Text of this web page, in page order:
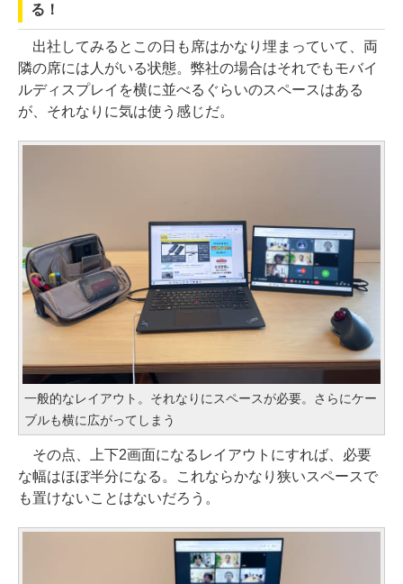
る！
出社してみるとこの日も席はかなり埋まっていて、両
隣の席には人がいる状態。弊社の場合はそれでもモバイ
ルディスプレイを横に並べるぐらいのスペースはある
が、それなりに気は使う感じだ。
一般的なレイアウト。それなりにスペースが必要。さらにケー
ブルも横に広がってしまう
その点、上下2画面になるレイアウトにすれば、必要
な幅はほぼ半分になる。これならかなり狭いスペースで
も置けないことはないだろう。